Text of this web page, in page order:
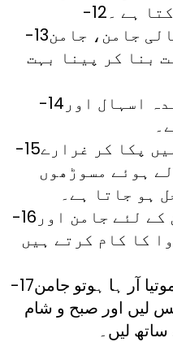
ہے ۔
-13بڑھی ہوئی تلی کیلئے خالی جامن، جامن
بنا کر پینا بہت
-14جامن کی چھال کا جو شاندہ اسہال اور
-15جامن کی چھال کو پانی میں پکا کر غرارے
ہوئے مسوڑھوں
ہو جاتا ہے۔
-16جن کا معدہ کمزور ہو ان کے لئے جامن اور
کا کام کرتے ہیں
-17آنکھوں سے پانی نکلتا ہو یا موتیا آر ہا ہوتو جامن
لیں اور صبح و شام
لیں۔